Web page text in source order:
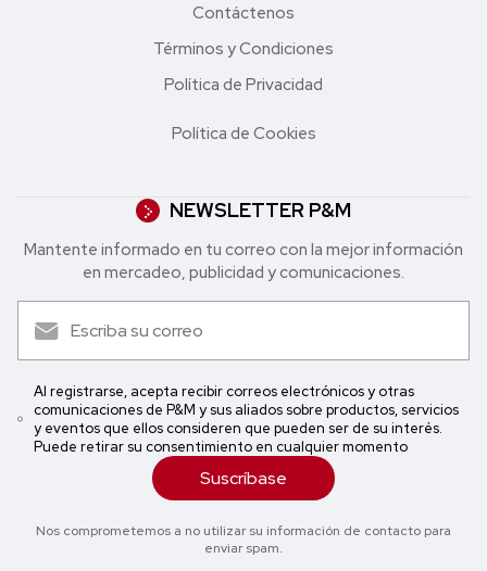
Contáctenos
Términos y Condiciones
Política de Privacidad
Política de Cookies
NEWSLETTER P&M
Mantente informado en tu correo con la mejor in formación
en mercadeo, publicidad y comunicaciones.
Al registrarse, acepta recibir correos electrónicos y otras
comunicaciones de P&M y sus aliados sobre productos, servicios
y eventos que ellos consideren que pueden ser de su interés.
Puede retirar su consentimiento en cualquier momento
Suscríbase
Nos comprometemos a no utilizar su información de contacto para
enviar spam.